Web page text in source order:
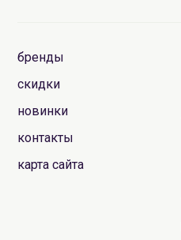
бренды
скидки
новинки
контакты
карта сайта